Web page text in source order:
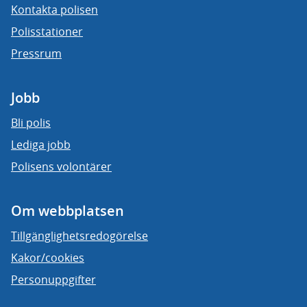
Kontakta polisen
Polisstationer
Pressrum
Jobb
Bli polis
Lediga jobb
Polisens volontärer
Om webbplatsen
Tillgänglighetsredogörelse
Kakor/cookies
Personuppgifter